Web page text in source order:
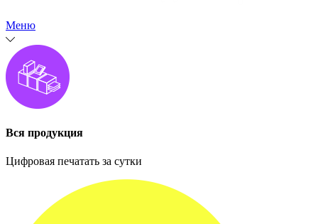
Меню
Вся продукция
Цифровая печатать за сутки